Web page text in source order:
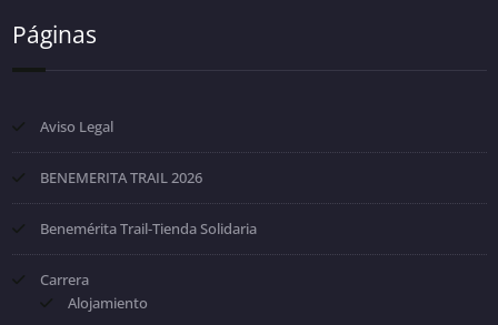
Páginas
Aviso Legal
BENEMERITA TRAIL 2026
Benemérita Trail-Tienda Solidaria
Carrera
Alojamiento